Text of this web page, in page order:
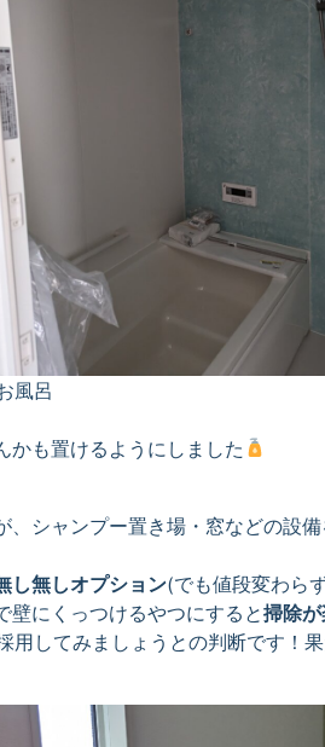
風呂
かも置けるようにしました
、シャンプー置き場・窓などの設備
し無しオプション(でも値段変わら
壁にくっつけるやつにすると掃除
用してみましょうとの判断です！